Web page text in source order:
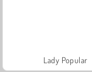
Lady Popular